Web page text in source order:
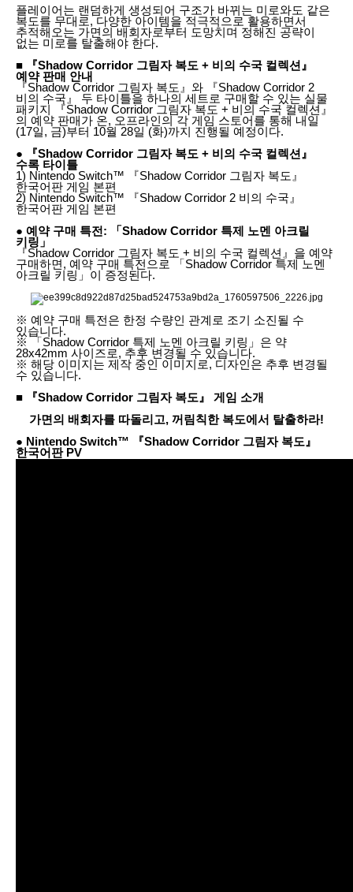
플레이어는 랜덤하게 생성되어 구조가 바뀌는 미로와도 같은
복도를 무대로, 다양한 아이템을 적극적으로 활용하면서
추적해오는 가면의 배회자로부터 도망치며 정해진 공략이
없는 미로를 탈출해야 한다.
■ 『Shadow Corridor 그림자 복도 + 비의 수국 컬렉션』
예약 판매 안내
『Shadow Corridor 그림자 복도』와 『Shadow Corridor 2
비의 수국』 두 타이틀을 하나의 세트로 구매할 수 있는 실물
패키지 『Shadow Corridor 그림자 복도 + 비의 수국 컬렉션』
의 예약 판매가 온, 오프라인의 각 게임 스토어를 통해 내일
(17일, 금)부터 10월 28일 (화)까지 진행될 예정이다.
● 『Shadow Corridor 그림자 복도 + 비의 수국 컬렉션』
수록 타이틀
1) Nintendo Switch™ 『Shadow Corridor 그림자 복도』
한국어판 게임 본편
2) Nintendo Switch™ 『Shadow Corridor 2 비의 수국』
한국어판 게임 본편
● 예약 구매 특전: 「Shadow Corridor 특제 노멘 아크릴
키링」
『Shadow Corridor 그림자 복도 + 비의 수국 컬렉션』을 예약
구매하면, 예약 구매 특전으로 「Shadow Corridor 특제 노멘
아크릴 키링」이 증정된다.
※ 예약 구매 특전은 한정 수량인 관계로 조기 소진될 수
있습니다.
※ 「Shadow Corridor 특제 노멘 아크릴 키링」은 약
28x42mm 사이즈로, 추후 변경될 수 있습니다.
※ 해당 이미지는 제작 중인 이미지로, 디자인은 추후 변경될
수 있습니다.
■ 『Shadow Corridor 그림자 복도』 게임 소개
가면의 배회자를 따돌리고, 꺼림칙한 복도에서 탈출하라!
● Nintendo Switch™ 『Shadow Corridor 그림자 복도』
한국어판 PV